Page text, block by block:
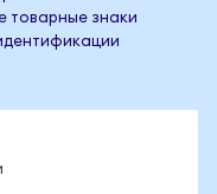
товарные знаки